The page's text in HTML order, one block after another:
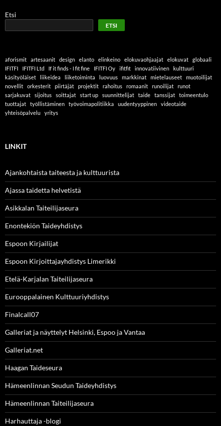
Etsi
ETSI
aforismit artesaanit design elanto elinkeino elokuvaohjaajat elokuvat
globaali
IFITFI
IFITFI Ltd If it finds - I fit fine IFITFI Oy ifitfit innovatiivinen
kulttuuri
käsityöläiset
liikeidea liiketoiminta luovuus markkinat mietelauseet
muotoilijat
novellit
orkesterit piirtäjät projektit rahoitus romaanit runoilijat
runot
sarjakuvat
sijoitus soittajat start up suunnittelijat taide tanssijat
toimeentulo
tuottajat
työllistäminen työvoimapolitiikka uudentyyppinen
videotaide
yhteisöpalvelu
yritys
LINKIT
Ajankohtaista taiteesta ja kulttuurista
Ajassa taidetta helvetistä
Asikkalan Taiteilijaseura
Enontekiön Taideyhdistys
Espoon Kirjailijat
Espoon Kirjoittajayhdistys Limerikki
Etelä-Karjalan Taiteilijaseura
Eurooppalainen Kulttuuriyhdistys
Finalcall07
Galleriat ja näyttelyt Helsinki, Espoo ja Vantaa
Galleriat.net
Haagan Taideseura
Hämeenlinnan Seudun Taideyhdistys
Hämeenlinnan Taiteilijaseura
Harhauttaja -blogi